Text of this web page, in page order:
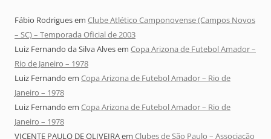
Fábio Rodriguesem Clube Atlético Camponovense (Campos Novos
– SC) – Temporada Oficial de 2003
Luiz Fernando da Silva Alvesem Copa Arizona de Futebol Amador –
Rio de Janeiro – 1978
Luiz Fernando em Copa Arizona de Futebol Amador – Rio de
Janeiro – 1978
Luiz Fernando em Copa Arizona de Futebol Amador – Rio de
Janeiro – 1978
VICENTE PAULO DE OLIVEIRAem Clubes de São Paulo – Associação